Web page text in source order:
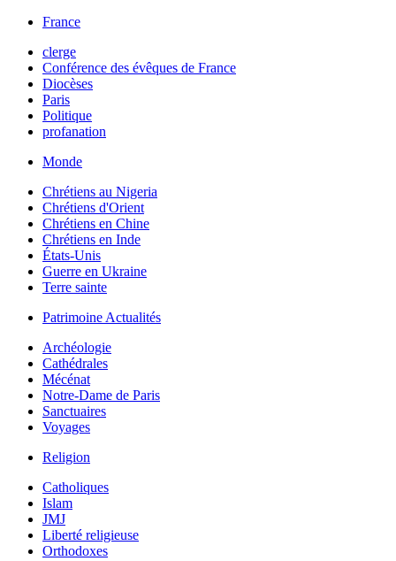
France
clerge
Conférence des évêques de France
Diocèses
Paris
Politique
profanation
Monde
Chrétiens au Nigeria
Chrétiens d'Orient
Chrétiens en Chine
Chrétiens en Inde
États-Unis
Guerre en Ukraine
Terre sainte
Patrimoine Actualités
Archéologie
Cathédrales
Mécénat
Notre-Dame de Paris
Sanctuaires
Voyages
Religion
Catholiques
Islam
JMJ
Liberté religieuse
Orthodoxes